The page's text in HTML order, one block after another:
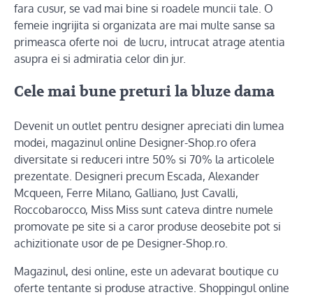
fara cusur, se vad mai bine si roadele muncii tale. O
femeie ingrijita si organizata are mai multe sanse sa
primeasca oferte noi de lucru, intrucat atrage atentia
asupra ei si admiratia celor din jur.
Cele mai bune preturi la bluze dama
Devenit un outlet pentru designer apreciati din lumea
modei, magazinul online Designer-Shop.ro ofera
diversitate si reduceri intre 50% si 70% la articolele
prezentate. Designeri precum Escada, Alexander
Mcqueen, Ferre Milano, Galliano, Just Cavalli,
Roccobarocco, Miss Miss sunt cateva dintre numele
promovate pe site si a caror produse deosebite pot si
achizitionate usor de pe Designer-Shop.ro.
Magazinul, desi online, este un adevarat boutique cu
oferte tentante si produse atractive. Shoppingul online